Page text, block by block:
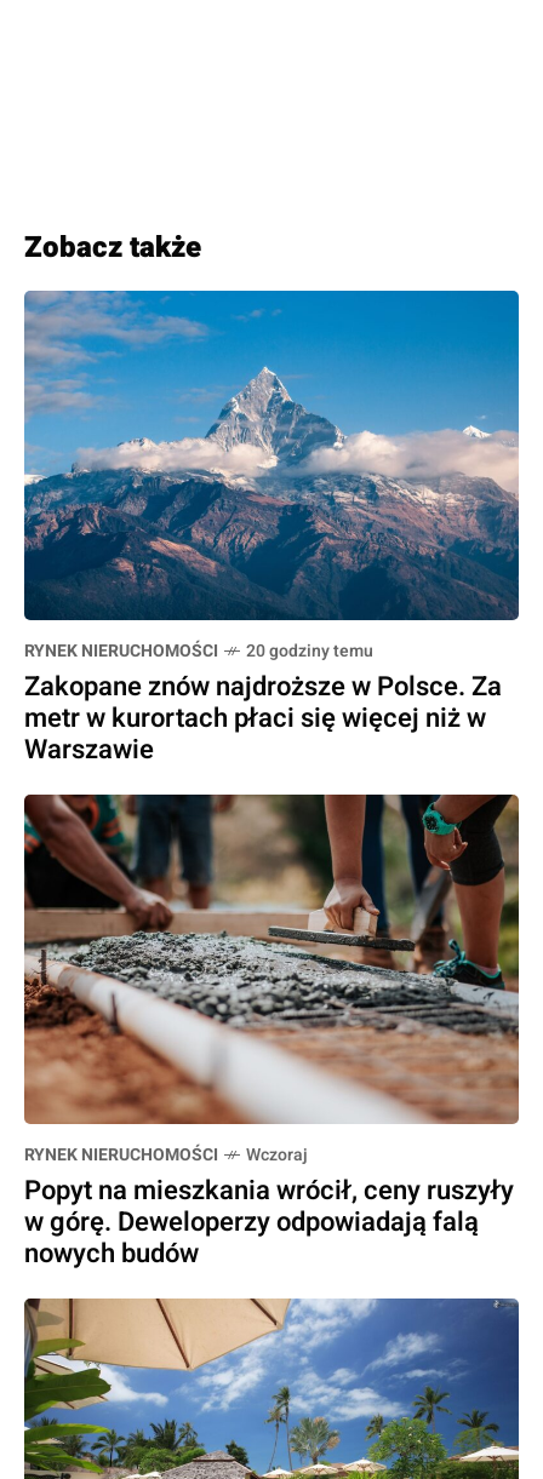
Zobacz także
RYNEK NIERUCHOMOŚCI 20 godziny temu
Zakopane znów najdroższe w Polsce. Za
metr w kurortach płaci się więcej niż w
Warszawie
RYNEK NIERUCHOMOŚCI Wczoraj
Popyt na mieszkania wrócił, ceny ruszyły
w górę. Deweloperzy odpowiadają falą
nowych budów